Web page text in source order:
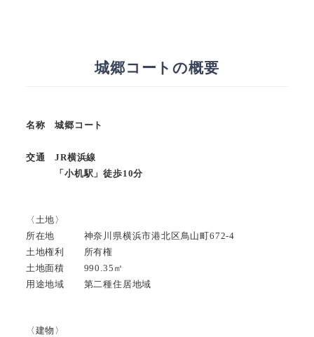
城郷コートの概要
名称 城郷コート
交通 JR横浜線
「小机駅」徒歩10分
〈土地〉
所在地 神奈川県横浜市港北区鳥山町672-4
土地権利 所有権
土地面積 990.35㎡
用途地域 第二種住居地域
〈建物〉